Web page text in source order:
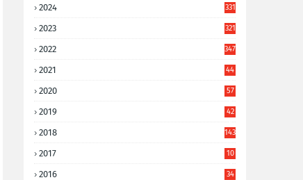
2024 331
2023 321
2022 347
2021
44
2020
57
2019
42
2018 143
2017
10
2016
34